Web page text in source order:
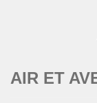
AIR ET